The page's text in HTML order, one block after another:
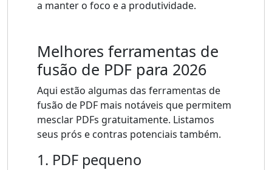
a manter o foco e a produtividade.
Melhores ferramentas de
fusão de PDF para 2026
Aqui estão algumas das ferramentas de
fusão de PDF mais notáveis ​​que permitem
mesclar PDFs gratuitamente. Listamos
seus prós e contras potenciais também.
1. PDF pequeno